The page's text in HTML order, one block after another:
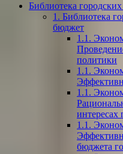
Библиотека
1. Библиотека
бюджет
1.1.
политики
1.1.
1.1.
интересах
1.1.
бюджета